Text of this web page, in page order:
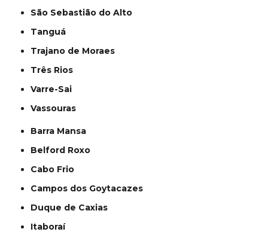
São Sebastião do Alto
Tanguá
Trajano de Moraes
Três Rios
Varre-Sai
Vassouras
Barra Mansa
Belford Roxo
Cabo Frio
Campos dos Goytacazes
Duque de Caxias
Itaboraí